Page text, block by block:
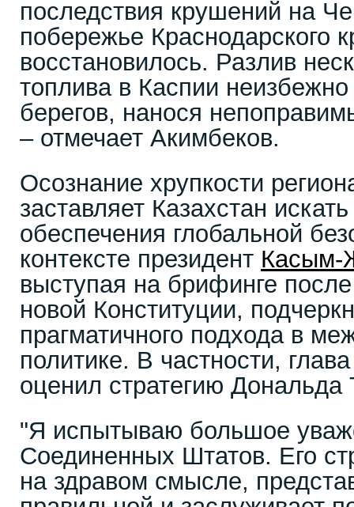
последствия крушений на
побережье Краснодарского
восстановилось. Разлив
топлива в Каспии
берегов, нанося
– отмечает Акимбеков.
Осознание хрупкости
заставляет Казахстан
обеспечения глобальной
контексте президент Касым-
выступая на брифинге
новой Конституции,
прагматичного подхода в
политике. В частности,
оценил стратегию Дональда
"Я испытываю большое
Соединенных Штатов. Его
на здравом смысле,